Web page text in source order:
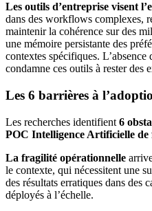
Les outils d’entreprise visent
dans des workflows complexes,
maintenir la cohérence sur des
une mémoire persistante des
contextes spécifiques. L’absence
condamne ces outils à rester des
Les 6 barrières à
Les recherches identifient 6
POC Intelligence Artificielle
La fragilité opérationnelle
le contexte, qui nécessitent une
des résultats erratiques dans des
déployés à l’échelle.